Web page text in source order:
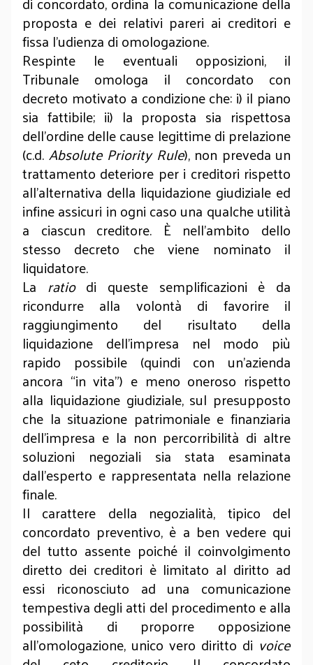
proposta e dei relativi pareri ai creditori e
fissa l’udienza di omologazione.
Respinte le eventuali opposizioni, il
Tribunale omologa il concordato con
decreto motivato a condizione che: i) il piano
sia fattibile; ii) la proposta sia rispettosa
dell’ordine delle cause legittime di prelazione
(c.d.Absolute Priority Rule), non preveda un
trattamento deteriore per i creditori rispetto
all’alternativa della liquidazione giudiziale ed
infine assicuri in ogni caso una qualche utilità
a ciascun creditore. È nell’ambito dello
stesso decreto che viene nominato il
liquidatore.
La ratiodi queste semplificazioni è da
ricondurre alla volontà di favorire il
raggiungimento del risultato della
liquidazione dell’impresa nel modo più
rapido possibile (quindi con un’azienda
ancora “in vita”) e meno oneroso rispetto
alla liquidazione giudiziale, sul presupposto
che la situazione patrimoniale e finanziaria
dell’impresa e la non percorribilità di altre
soluzioni negoziali sia stata esaminata
dall’esperto e rappresentata nella relazione
finale.
Il carattere della negozialità, tipico del
concordato preventivo, è a ben vedere qui
del tutto assente poiché il coinvolgimento
diretto dei creditori è limitato al diritto ad
essi riconosciuto ad una comunicazione
tempestiva degli atti del procedimento e alla
possibilità di proporre opposizione
all’omologazione, unico vero diritto di voice